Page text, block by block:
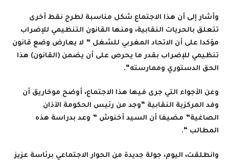
وأشار إلى أن هذا الاجتماع شكل مناسبة لطرح نقط أخرى
تتعلق بالحريات النقابية، ومنها القانون التنظيمي للإضراب
مؤكدا على أن الاتحاد المغربي للشغل ” لا يعارض وضع قانون
تنظيمي للإضراب بقدر ما يحرص على أن يضمن (القانون) هذا
الحق الدستوري وممارسته“.
وعن الأجواء التي جرى فيها هذا الاجتماع، أوضح موخاريق أن
وفد المركزية النقابية “وجد من رئيس الحكومة الآذان
الصاغية” مضيفا أن السيد أخنوش ” وعد بدراسة هذه
المطالب “.
وانطلقت، اليوم، جولة جديدة من الحوار الاجتماعي برئاسة عزيز